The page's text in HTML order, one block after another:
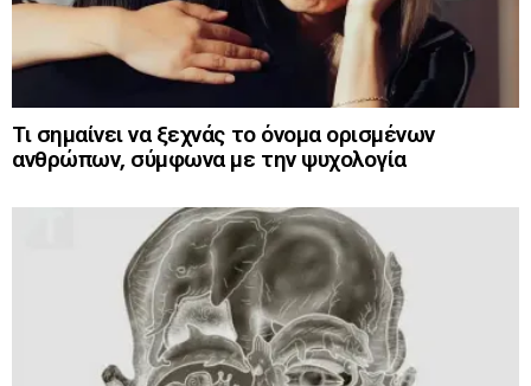
Τι σημαίνει να ξεχνάς το όνομα ορισμένων
ανθρώπων, σύμφωνα με την ψυχολογία